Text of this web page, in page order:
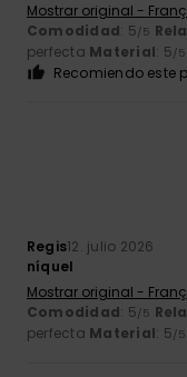
Mostrar original -
Comodidad: 5/5
perfecta Material: 5/5
Recomiendo este
Regis12. julio 2026
níquel
Mostrar original -
Comodidad: 5/5
perfecta Material: 5/5